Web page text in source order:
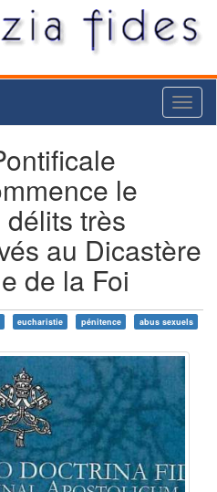
le
très
au Dicastère
de la Foi
eucharistie pénitence abus sexuels